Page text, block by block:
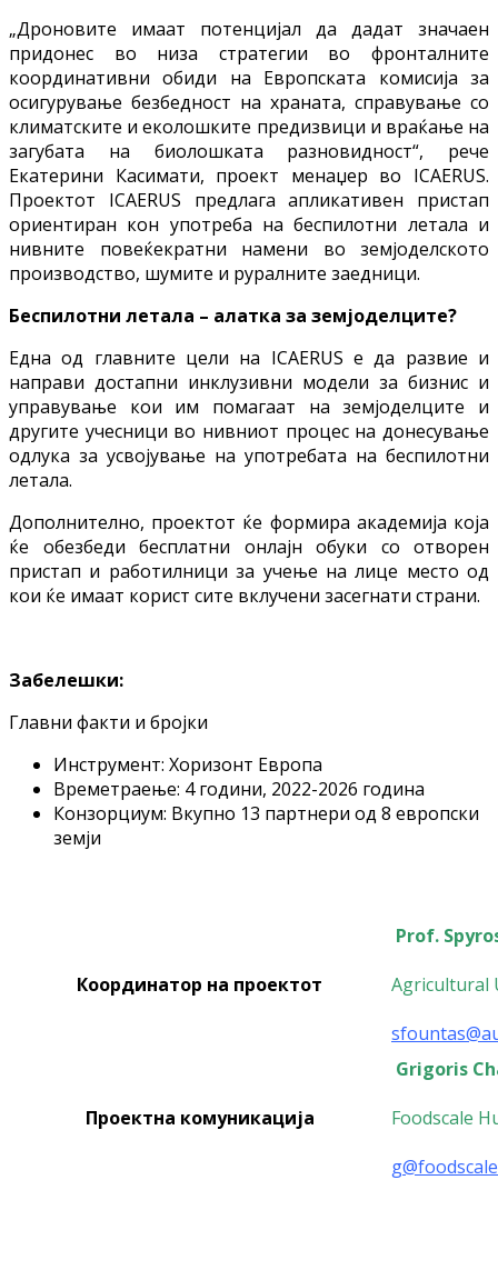
„Дроновите имаат потенцијал да дадат значаен
придонес во низа стратегии во фронталните
координативни обиди на Европската комисија за
осигурување безбедност на храната, справување со
климатските и еколошките предизвици и враќање на
загубата на биолошката разновидност“, рече
Екатерини Касимати, проект менаџер во ICAERUS.
Проектот ICAERUS предлага апликативен пристап
ориентиран кон употреба на беспилотни летала и
нивните повеќекратни намени во земјоделското
производство, шумите и руралните заедници.
Беспилотни летала – алатка за земјоделците?
Една од главните цели на ICAERUS е да развие и
направи достапни инклузивни модели за бизнис и
управување кои им помагаат на земјоделците и
другите учесници во нивниот процес на донесување
одлука за усвојување на употребата на беспилотни
летала.
Дополнително, проектот ќе формира академија која
ќе обезбеди бесплатни онлајн обуки со отворен
пристап и работилници за учење на лице место од
кои ќе имаат корист сите вклучени засегнати страни.
Забелешки:
Главни факти и бројки
Инструмент: Хоризонт Европа
Времетраење: 4 години, 2022-2026 година
Конзорциум: Вкупно 13 партнери од 8 европски
земји
Координатор на проектот
Prof.
Agricultural
Проектна комуникација
Grigoris
Foodscale